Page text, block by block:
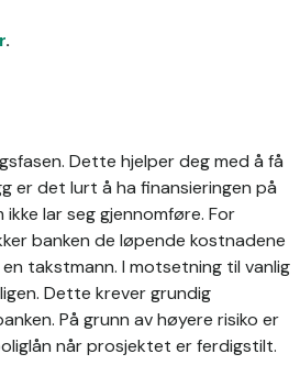
.
Dette hjelper deg med å få
er det lurt å ha finansieringen på
lar seg gjennomføre. For
banken de løpende kostnadene
takstmann. I motsetning til vanlig
Dette krever grundig
På grunn av høyere risiko er
når prosjektet er ferdigstilt.